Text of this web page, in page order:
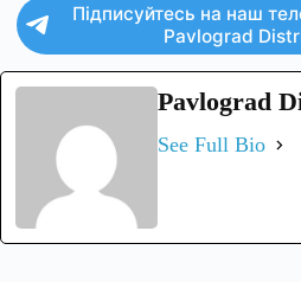
Підписуйтесь на наш
Pavlograd
Pavlograd
See Full Bio